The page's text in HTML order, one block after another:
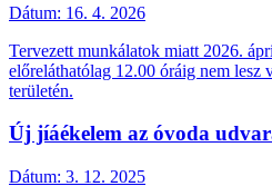
Dátum: 16. 4. 2026
Tervezett munkálatok miatt 2026.
előreláthatólag 12.00 óráig nem lesz
területén.
Új jíáékelem az óvoda
Dátum: 3. 12. 2025